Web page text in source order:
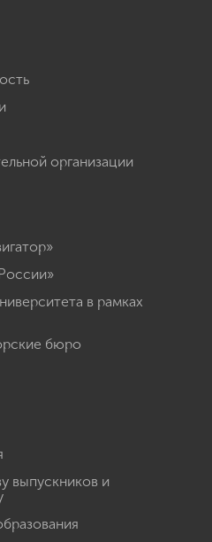
организации
в рамках
бюро
выпускников и